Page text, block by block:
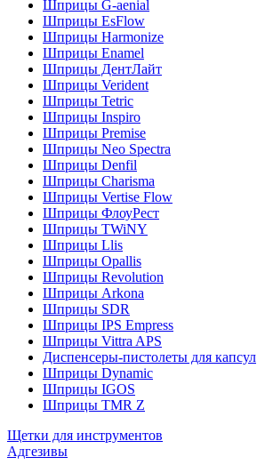
Шприцы G-aenial
Шприцы EsFlow
Шприцы Harmonize
Шприцы Enamel
Шприцы ДентЛайт
Шприцы Verident
Шприцы Tetric
Шприцы Inspiro
Шприцы Premise
Шприцы Neo Spectra
Шприцы Denfil
Шприцы Charisma
Шприцы Vertise Flow
Шприцы ФлоуРест
Шприцы TWiNY
Шприцы Llis
Шприцы Opallis
Шприцы Revolution
Шприцы Arkona
Шприцы SDR
Шприцы IPS Empress
Шприцы Vittra APS
Диспенсеры-пистолеты для капсул
Шприцы Dynamic
Шприцы IGOS
Шприцы TMR Z
Щетки для инструментов
Адгезивы